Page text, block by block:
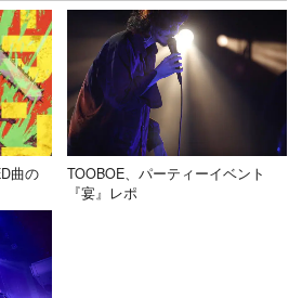
曲の
TOOBOE、パーティーイベント
『宴』レポ